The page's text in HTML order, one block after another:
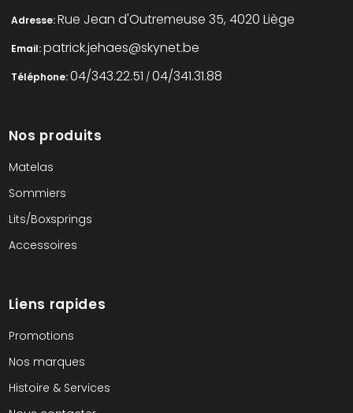
Adresse: Rue Jean d'Outremeuse 35, 4020 Liège
Email: patrick.jehaes@skynet.be
Téléphone: 04/343.22.51 /04/341.31.88
Nos produits
Matelas
Sommiers
Lits/Boxsprings
Accessoires
Liens rapides
Promotions
Nos marques
Histoire & Services